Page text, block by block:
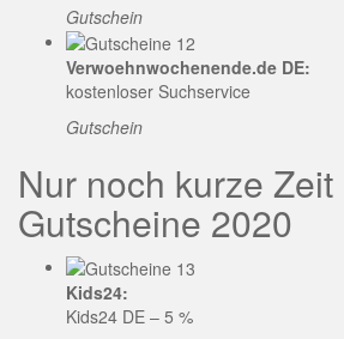
Gutschein
Verwoehnwochenende.de DE:
kostenloser Suchservice
Gutschein
Nur noch kurze Zeit
Gutscheine 2020
Kids24:
Kids24 DE – 5 %